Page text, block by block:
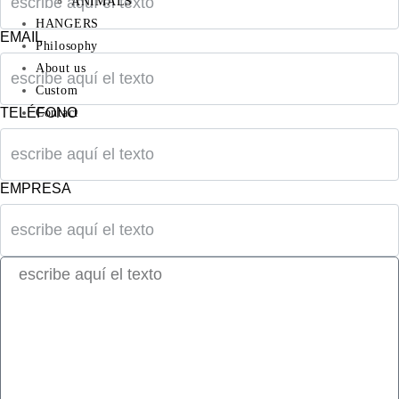
HANGERS
Philosophy
About us
Custom
Contact
EMAIL
TELÉFONO
EMPRESA